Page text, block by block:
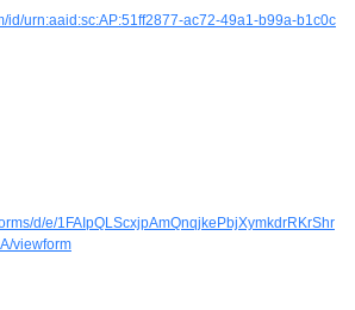
id/urn:aaid:sc:AP:51ff2877-ac72-49a1-b99a-b1c0c
d/e/1FAIpQLScxjpAmQnqjkePbjXymkdrRKrShr
viewform